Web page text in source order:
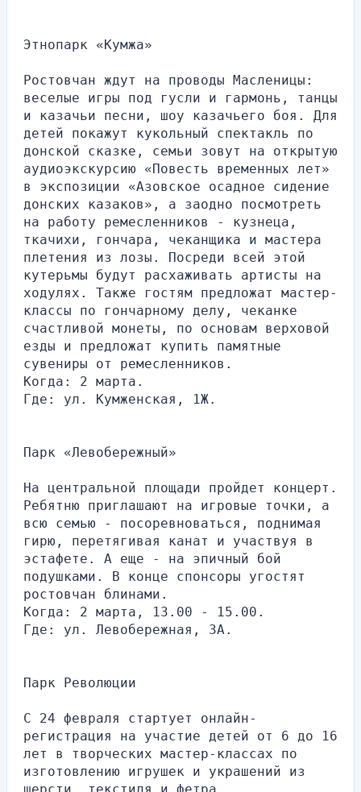
Этнопарк «Кумжа»
Ростовчан ждут на проводы Масленицы:
веселые игры под гусли и гармонь, танцы
и казачьи песни, шоу казачьего боя. Для
детей покажут кукольный спектакль по
донской сказке, семьи зовут на открытую
аудиоэкскурсию «Повесть временных лет»
в экспозиции «Азовское осадное сидение
донских казаков», а заодно посмотреть
на работу ремесленников - кузнеца,
ткачихи, гончара, чеканщика и мастера
плетения из лозы. Посреди всей этой
кутерьмы будут расхаживать артисты на
ходулях. Также гостям предложат мастер-
классы по гончарному делу, чеканке
счастливой монеты, по основам верховой
езды и предложат купить памятные
сувениры от ремесленников.
Когда: 2 марта.
Где: ул. Кумженская, 1Ж.
Парк «Левобережный»
На центральной площади пройдет концерт.
Ребятню приглашают на игровые точки, а
всю семью - посоревноваться, поднимая
гирю, перетягивая канат и участвуя в
эстафете. А еще - на эпичный бой
подушками. В конце спонсоры угостят
ростовчан блинами.
Когда: 2 марта, 13.00 - 15.00.
Где: ул. Левобережная, 3А.
Парк Революции
С 24 февраля стартует онлайн-
регистрация на участие детей от 6 до 16
лет в творческих мастер-классах по
изготовлению игрушек и украшений из